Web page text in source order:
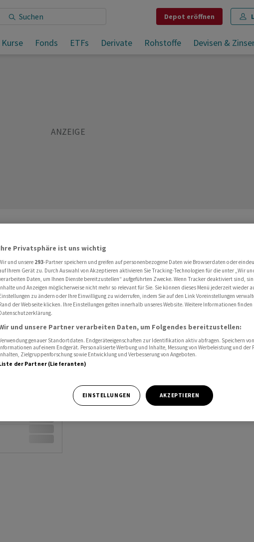
Depot eröffnen
Kurse Fonds ETFs Derivate Rohstoffe Devisen &
Vortag
Privatsphäre ist uns wichtig
und unsere 293-Partner speichern und greifen auf personenbezogene Daten wie Browserdaten oder
Ihrem Gerät zu. Durch Auswahl von Akzeptieren aktivieren Sie Tracking-Technologien für die unter „Wir
Daten, um Ihnen Dienste bereitzustellen“ aufgeführten Zwecke. Wenn Tracker deaktiviert sind,
und Anzeigen möglicherweise nicht mehr so relevant für Sie. Sie können dieses Menü jederzeit wieder
zu ändern oder Ihre Einwilligung zu widerrufen, indem Sie auf den Link Voreinstellungen
der Webseite klicken. Ihre Einstellungen gelten innerhalb unseres Website. Weitere Informationen finden
und unsere Partner verarbeiten Daten, um Folgendes bereitzustellen:
genauer Standortdaten. Endgeräteeigenschaften zur Identifikation aktiv abfragen. Speichern
auf einem Endgerät. Personalisierte Werbung und Inhalte, Messung von Werbeleistung und der
Zielgruppenforschung sowie Entwicklung und Verbesserung von Angeboten.
der Partner (Lieferanten)
EINSTELLUNGEN AKZEPTIEREN